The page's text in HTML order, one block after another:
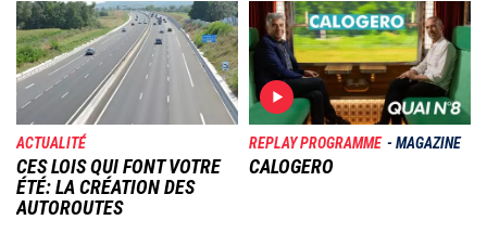
Image
ACTUALITÉ
CES LOIS QUI FONT VOTRE
ÉTÉ: LA CRÉATION DES
AUTOROUTES
Image
REPLAY PROGRAMME MAGAZINE
CALOGERO